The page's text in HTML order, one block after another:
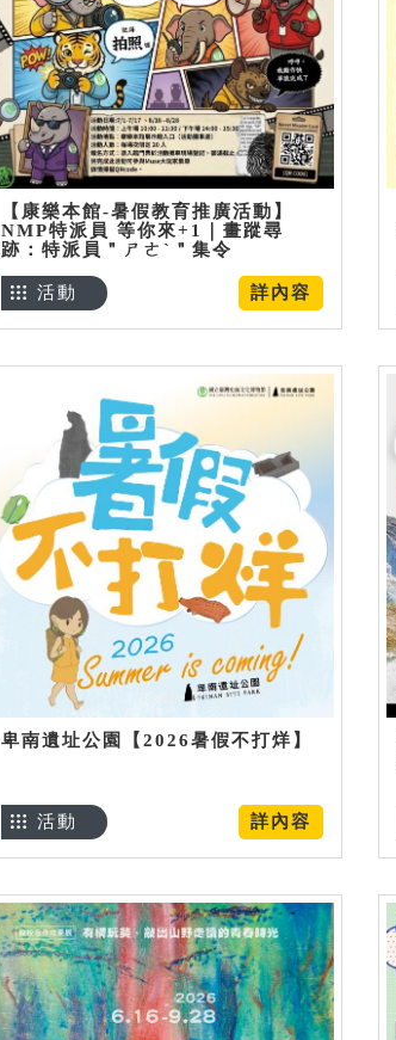
【康樂本館-暑假教育推廣活動】
NMP特派員 等你來+1｜畫蹤尋
跡：特派員＂ㄕㄜˋ＂集令
詳內容
活動
卑南遺址公園【2026暑假不打烊】
詳內容
活動